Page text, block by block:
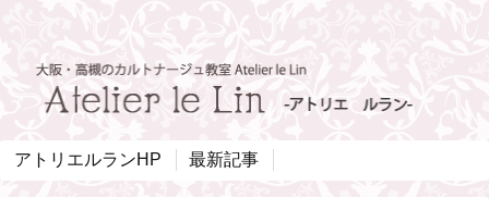
アトリエルランHP 最新記事